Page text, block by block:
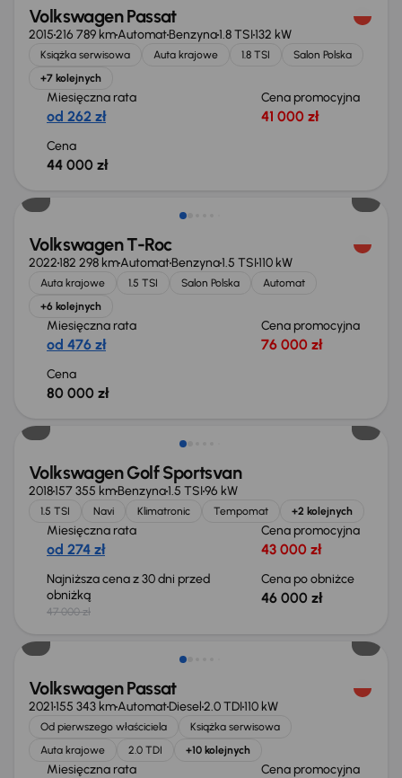
Volkswagen Passat
2015216 789 kmAutomatBenzyna1.8 TSI132 kW
Książka serwisowa Auta krajowe 1.8 TSI
Salon Polska
+7 kolejnych
Miesięczna rata
od 262 zł
Cena promocyjna
41 000 zł
Cena
44 000 zł
Volkswagen T-Roc
2022182 298 kmAutomatBenzyna1.5 TSI110 kW
Auta krajowe 1.5 TSI Salon Polska
Automat
+6 kolejnych
Miesięczna rata
od 476 zł
Cena promocyjna
76 000 zł
Cena
80 000 zł
Taniej o 1 000 zł
Volkswagen Golf Sportsvan
2018157 355 kmBenzyna1.5 TSI96 kW
1.5 TSI Navi Klimatronic Tempomat +2 kolejnych
Miesięczna rata
od 274 zł
Cena promocyjna
43 000 zł
Najniższa cena z 30 dni przed
obniżką
47 000 zł
Cena po obniżce
46 000 zł
Możliwość odliczenia VAT
Volkswagen Passat
2021155 343 kmAutomatDiesel2.0 TDI110 kW
Od pierwszego właściciela
Książka serwisowa
Auta krajowe
2.0 TDI +10 kolejnych
Miesięczna rata Cena promocyjna